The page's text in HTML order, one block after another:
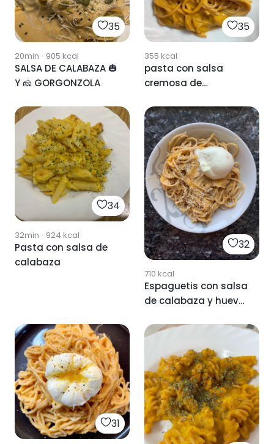
35
20min · 905 kcal
SALSA DE CALABAZA 🎃
Y 🧀 GORGONZOLA
35
355 kcal
pasta con salsa
cremosa de
34
32min · 924 kcal
Pasta con salsa de
calabaza
32
710 kcal
Espaguetis con salsa
de calabaza y huevo
31